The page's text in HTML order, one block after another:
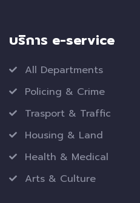
บริการ e-service
All Departments
Policing & Crime
Trasport & Traffic
Housing & Land
Health & Medical
Arts & Culture